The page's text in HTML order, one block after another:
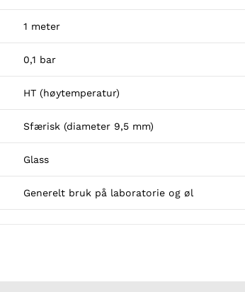
1 meter
0,1 bar
HT (høytemperatur)
Sfærisk (diameter 9,5 mm)
Glass
Generelt bruk på laboratorie og øl